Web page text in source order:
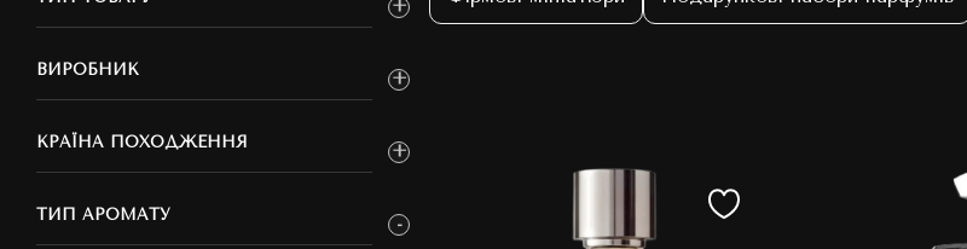
ВИРОБНИК
КРАЇНА ПОХОДЖЕННЯ
ТИП АРОМАТУ